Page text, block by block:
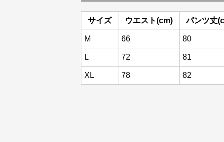
サイズ ウエスト(cm) パンツ丈
M 66 80
L 72 81
XL 78 82